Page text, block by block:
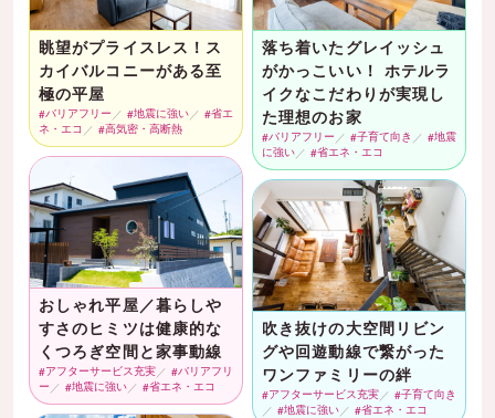
眺望がプライスレス！ス
カイバルコニーがある至
極の平屋
バリアフリー 地震に強い
省エ
ネ・エコ
高気密・高断熱
落ち着いたグレイッシュ
がかっこいい！ ホテルラ
イクなこだわりが実現し
た理想のお家
バリアフリー 子育て向き
地震
に強い
省エネ・エコ
おしゃれ平屋／暮らしや
すさのヒミツは健康的な
くつろぎ空間と家事動線
アフターサービス充実
バリアフリ
ー
地震に強い 省エネ・エコ
吹き抜けの大空間リビン
グや回遊動線で繋がった
ワンファミリーの絆
アフターサービス充実
子育て向き
地震に強い
省エネ・エコ